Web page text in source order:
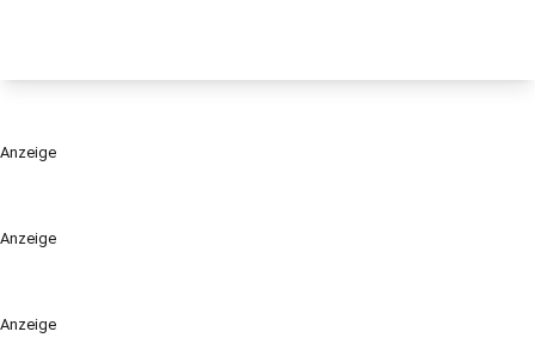
Anzeige
Anzeige
Anzeige